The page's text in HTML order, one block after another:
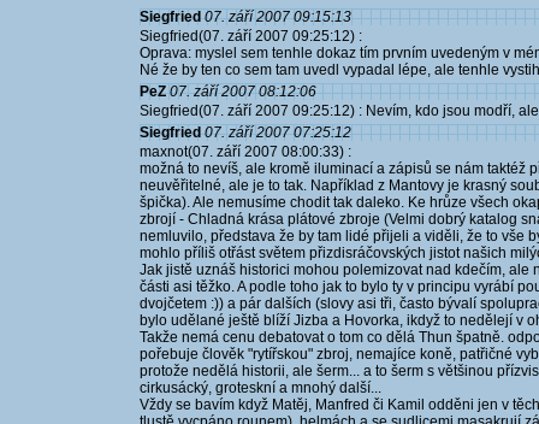
Siegfried 07. září 2007 09:15:13
Siegfried(07. září 2007 09:25:12) :
Oprava: myslel sem tenhle dokaz tím prvním uvedeným v
Né že by ten co sem tam uvedl vypadal lépe, ale tenhle
PeZ 07. září 2007 08:12:06
Siegfried(07. září 2007 09:25:12) : Nevím, kdo jsou modří,
Siegfried 07. září 2007 07:25:12
maxnot(07. září 2007 08:00:33) :
možná to nevíš, ale kromě iluminací a zápisů se nám taktéž
neuvěřitelné, ale je to tak. Například z Mantovy je krasný
špička). Ale nemusíme chodit tak daleko. Ke hrůze všech
zbrojí - Chladná krása plátové zbroje (Velmi dobrý katalog
nemluvilo, představa že by tam lidé přijeli a viděli, že to vše
mohlo příliš otřást světem přizdisráčovských jistot našich
Jak jistě uznáš historici mohou polemizovat nad kdečím,
části asi těžko. A podle toho jak to bylo ty v principu vyrábí
dvojčetem :)) a pár dalších (slovy asi tři, často bývalí
bylo udělané ještě blíží Jizba a Hovorka, ikdyž to nedělejí v
Takže nemá cenu debatovat o tom co dělá Thun špatně.
pořebuje člověk "rytířskou" zbroj, nemajíce koně, patřičné
protože nedělá historii, ale šerm... a to šerm s většinou
cirkusácký, groteskní a mnohý další...
Vždy se bavím když Matěj, Manfred či Kamil odděni jen v